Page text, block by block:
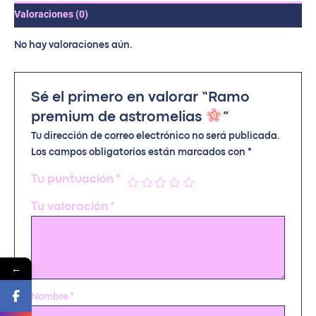
Valoraciones (0)
No hay valoraciones aún.
Sé el primero en valorar “Ramo
premium de astromelias
”
Tu dirección de correo electrónico no será publicada.
Los campos obligatorios están marcados con *
Tu puntuación *
Tu valoración *
Nombre *
←